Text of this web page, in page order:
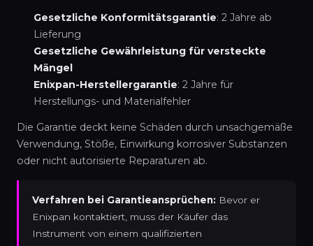
Gesetzliche Konformitätsgarantie: 2 Jahre ab
Lieferung
Gesetzliche Gewährleistung für versteckte
Mängel
Enixpan-Herstellergarantie: 2 Jahre für
Herstellungs- und Materialfehler
Die Garantie deckt keine Schäden durch unsachgemäße
Verwendung, Stöße, Einwirkung korrosiver Substanzen
oder nicht autorisierte Reparaturen ab.
Verfahren bei Garantieansprüchen: Bevor er
Enixpan kontaktiert, muss der Käufer das
Instrument von einem qualifizierten